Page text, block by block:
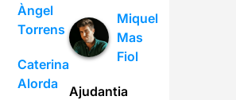
Àngel
Torrens
Caterina
Alorda
Miquel
Mas
Fiol
Ajudantia